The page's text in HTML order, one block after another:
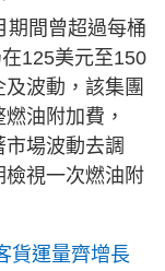
期間曾超過每桶
125美元至150
波動，該集團
油附加費，
市場波動去調
檢視一次燃油附
貨運量齊增長